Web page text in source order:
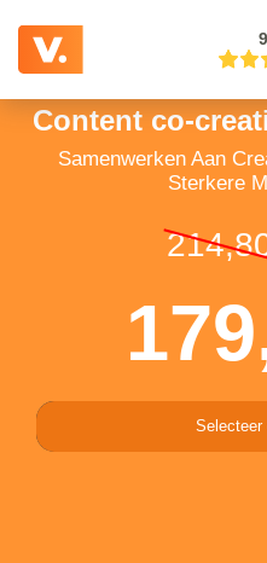
Content co-
Samenwerken Aan
Sterkere
Selecteer